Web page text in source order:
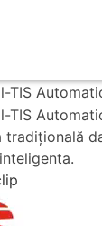
tradiţională